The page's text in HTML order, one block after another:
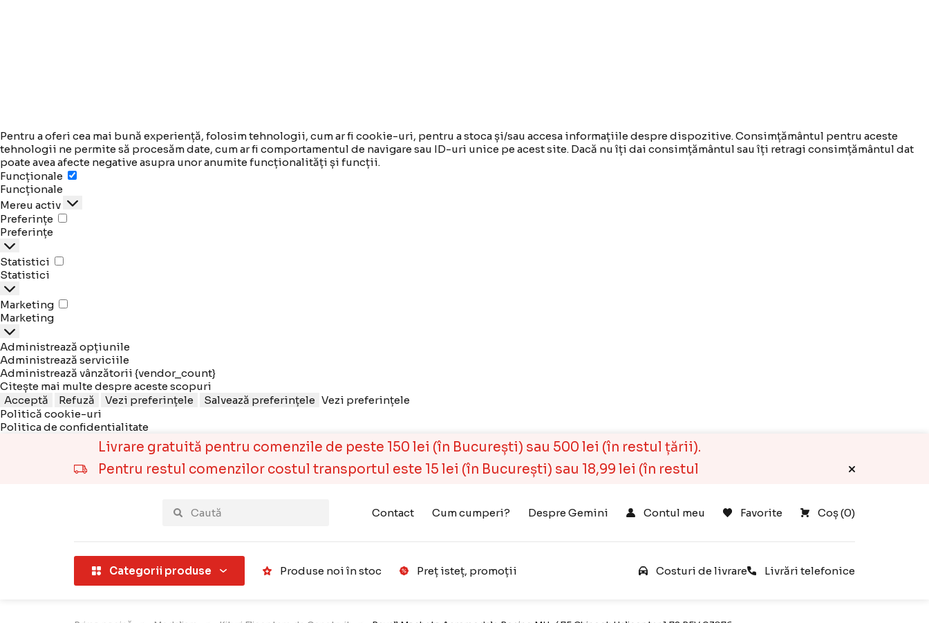
Pentru a oferi cea mai bună experiență, folosim tehnologii, cum ar fi cookie-uri, pentru a stoca și/sau accesa informațiile despre dispozitive. Consimțământul pentru aceste
tehnologii ne permite să procesăm date, cum ar fi comportamentul de navigare sau ID-uri unice pe acest site. Dacă nu îți dai consimțământul sau îți retragi consimțământul dat
poate avea afecte negative asupra unor anumite funcționalități și funcții.
Funcționale
Funcționale
Mereu activ
Preferințe
Preferințe
Statistici
Statistici
Marketing
Marketing
Administrează opțiunile
Administrează serviciile
Administrează vânzătorii {vendor_count}
Citește mai multe despre aceste scopuri
Acceptă
Refuză Vezi preferințele Salvează preferințele Vezi preferințele
Politică cookie-uri
Politica de confidentialitate
Livrare gratuită pentru comenzile de peste 150 lei (în București) sau 500 lei (în restul țării).
Pentru restul comenzilor costul transportul este 15 lei (în București) sau 18,99 lei (în restul
Contact Cum cumperi? Despre Gemini Contul meu Coș (0)
Favorite
Categorii produse Produse noi în stoc Preț isteț, promoții Costuri de livrare Livrări telefonice